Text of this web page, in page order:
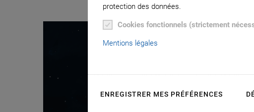
protection des données.
Cookies fonctionnels (strictement
Mentions légales
ENREGISTRER MES PRÉFÉRENCES